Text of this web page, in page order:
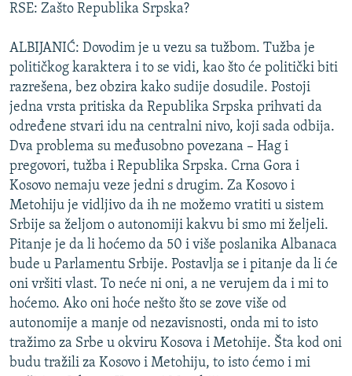
RSE: Zašto Republika Srpska?
ALBIJANIĆ: Dovodim je u vezu sa tužbom. Tužba je
političkog karaktera i to se vidi, kao što će politički biti
razrešena, bez obzira kako sudije dosudile. Postoji
jedna vrsta pritiska da Republika Srpska prihvati da
određene stvari idu na centralni nivo, koji sada odbija.
Dva problema su međusobno povezana – Hag i
pregovori, tužba i Republika Srpska. Crna Gora i
Kosovo nemaju veze jedni s drugim. Za Kosovo i
Metohiju je vidljivo da ih ne možemo vratiti u sistem
Srbije sa željom o autonomiji kakvu bi smo mi željeli.
Pitanje je da li hoćemo da 50 i više poslanika Albanaca
bude u Parlamentu Srbije. Postavlja se i pitanje da li će
oni vršiti vlast. To neće ni oni, a ne verujem da i mi to
hoćemo. Ako oni hoće nešto što se zove više od
autonomije a manje od nezavisnosti, onda mi to isto
tražimo za Srbe u okviru Kosova i Metohije. Šta kod oni
budu tražili za Kosovo i Metohiju, to isto ćemo i mi